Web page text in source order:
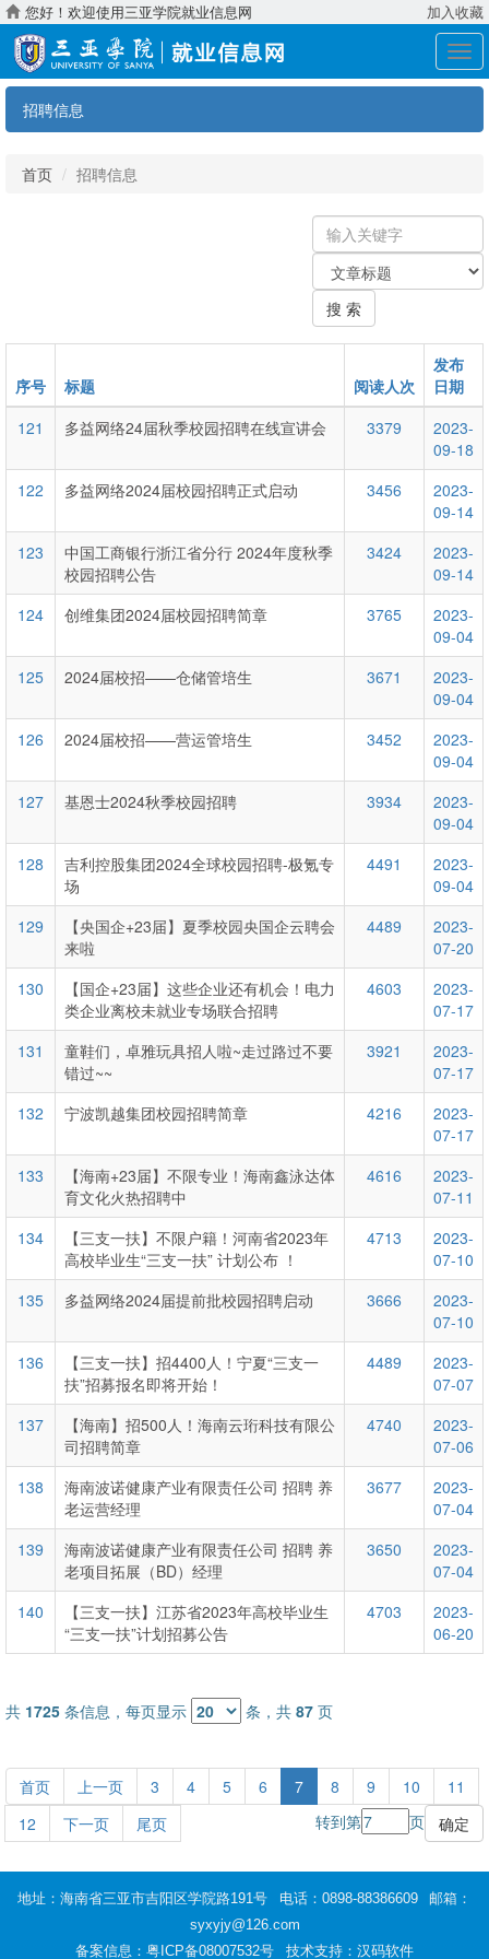
您好！欢迎使用三亚学院就业信息网 加入收藏
展
开
招聘信息
首页 招聘信息
输
入
键
字：
关
键
类
型
搜 索
序号 标题 阅读人次
发布
日期
121
多益网络24届秋季校园招聘在线宣讲会 3379
2023-
09-18
122
多益网络2024届校园招聘正式启动 3456
2023-
09-14
123
中国工商银行浙江省分行 2024年度秋季
校园招聘公告
3424
2023-
09-14
124
创维集团2024届校园招聘简章 3765
2023-
09-04
125
2024届校招——仓储管培生 3671
2023-
09-04
126
2024届校招——营运管培生 3452
2023-
09-04
127
基恩士2024秋季校园招聘 3934
2023-
09-04
128
吉利控股集团2024全球校园招聘-极氪专
场
4491
2023-
09-04
129
【央国企+23届】夏季校园央国企云聘会
来啦
4489
2023-
07-20
130
【国企+23届】这些企业还有机会！电力
类企业离校未就业专场联合招聘
4603
2023-
07-17
131
童鞋们，卓雅玩具招人啦~走过路过不要
错过~~
3921
2023-
07-17
132
宁波凯越集团校园招聘简章 4216
2023-
07-17
133
【海南+23届】不限专业！海南鑫泳达体
育文化火热招聘中
4616
2023-
07-11
134
【三支一扶】不限户籍！河南省2023年
高校毕业生“三支一扶” 计划公布 ！
4713
2023-
07-10
135
多益网络2024届提前批校园招聘启动 3666
2023-
07-10
136
【三支一扶】招4400人！宁夏“三支一
扶”招募报名即将开始！
4489
2023-
07-07
137
【海南】招500人！海南云珩科技有限公
司招聘简章
4740
2023-
07-06
138
海南波诺健康产业有限责任公司 招聘 养
老运营经理
3677
2023-
07-04
139
海南波诺健康产业有限责任公司 招聘 养
老项目拓展（BD）经理
3650
2023-
07-04
140
【三支一扶】江苏省2023年高校毕业生
“三支一扶”计划招募公告
4703
2023-
06-20
共 1725 条信息，每页显示 条，共 87 页
首页 上一页 3 4 5 6 7 8 9 10
11
12
下一页 尾页 转到第 页
地址：海南省三亚市吉阳区学院路191号 电话：0898-88386609
邮箱：
syxyjy@126.com
备案信息：粤ICP备08007532号 技术支持：汉码软件